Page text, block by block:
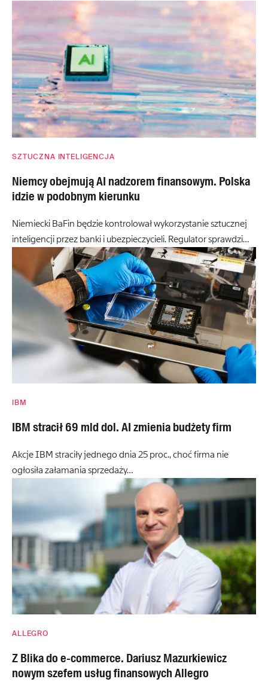
SZTUCZNA INTELIGENCJA
Niemcy obejmują AI nadzorem finansowym. Polska
idzie w podobnym kierunku
Niemiecki BaFin będzie kontrolował wykorzystanie sztucznej
inteligencji przez banki i ubezpieczycieli. Regulator sprawdzi…
IBM
IBM stracił 69 mld dol. AI zmienia budżety firm
Akcje IBM straciły jednego dnia 25 proc., choć firma nie
ogłosiła załamania sprzedaży…
ALLEGRO
Z Blika do e-commerce. Dariusz Mazurkiewicz
nowym szefem usług finansowych Allegro